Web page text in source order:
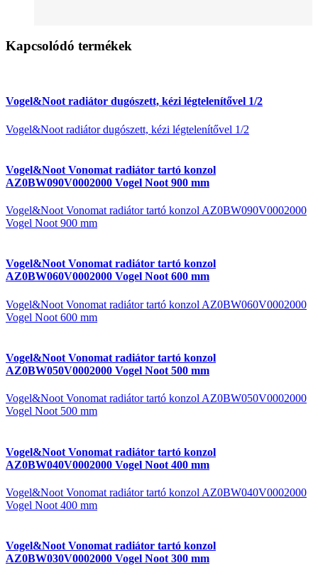
Kapcsolódó termékek
Vogel&Noot radiátor dugószett, kézi légtelenítővel 1/2
Vogel&Noot radiátor dugószett, kézi légtelenítővel 1/2
Vogel&Noot Vonomat radiátor tartó konzol
AZ0BW090V0002000 Vogel Noot 900 mm
Vogel&Noot Vonomat radiátor tartó konzol AZ0BW090V0002000
Vogel Noot 900 mm
Vogel&Noot Vonomat radiátor tartó konzol
AZ0BW060V0002000 Vogel Noot 600 mm
Vogel&Noot Vonomat radiátor tartó konzol AZ0BW060V0002000
Vogel Noot 600 mm
Vogel&Noot Vonomat radiátor tartó konzol
AZ0BW050V0002000 Vogel Noot 500 mm
Vogel&Noot Vonomat radiátor tartó konzol AZ0BW050V0002000
Vogel Noot 500 mm
Vogel&Noot Vonomat radiátor tartó konzol
AZ0BW040V0002000 Vogel Noot 400 mm
Vogel&Noot Vonomat radiátor tartó konzol AZ0BW040V0002000
Vogel Noot 400 mm
Vogel&Noot Vonomat radiátor tartó konzol
AZ0BW030V0002000 Vogel Noot 300 mm